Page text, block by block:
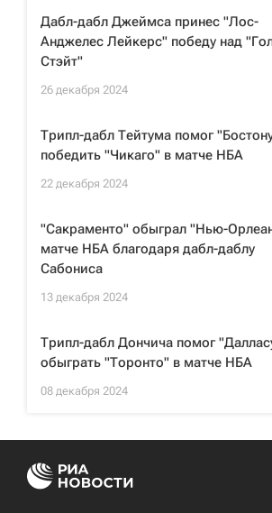
Дабл-дабл Джеймса принес "Лос-
Анджелес Лейкерс" победу над
Стэйт"
26 декабря 2024
Трипл-дабл Тейтума помог
победить "Чикаго" в матче НБА
22 декабря 2024
"Сакраменто" обыграл "Нью-
матче НБА благодаря дабл-даблу
Сабониса
13 декабря 2024
Трипл-дабл Дончича помог
обыграть "Торонто" в матче НБА
08 декабря 2024